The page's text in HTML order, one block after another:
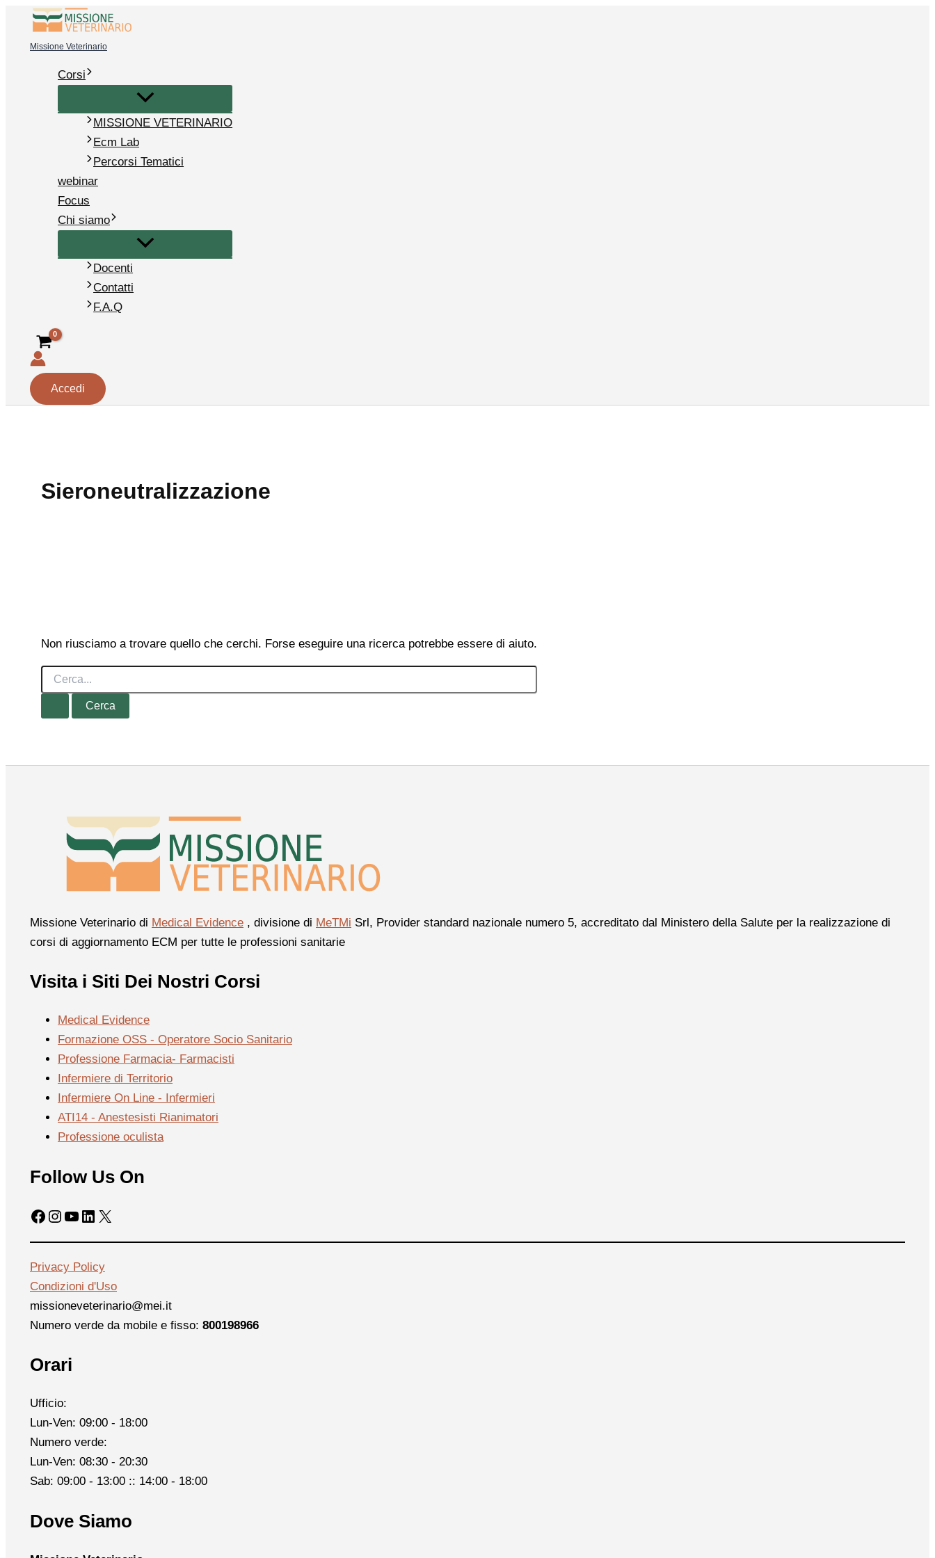
contenuto
Missione Veterinario
Corsi
MISSIONE VETERINARIO
Ecm Lab
Percorsi Tematici
webinar
Focus
Chi siamo
Docenti
Contatti
F.A.Q
Accedi
Sieroneutralizzazione
Non riusciamo a trovare quello che cerchi. Forse eseguire una ricerca potrebbe essere di aiuto.
Cerca:
Missione Veterinario di Medical Evidence , divisione di MeTMi Srl, Provider standard nazionale numero 5, accreditato dal Ministero della Salute per la realizzazione di
corsi di aggiornamento ECM per tutte le professioni sanitarie
Visita i Siti Dei Nostri Corsi
Medical Evidence
Formazione OSS - Operatore Socio Sanitario
Professione Farmacia- Farmacisti
Infermiere di Territorio
Infermiere On Line - Infermieri
ATI14 - Anestesisti Rianimatori
Professione oculista
Follow Us On
Facebook
Instagram
YouTube
LinkedIn
X
Privacy Policy
Condizioni d'Uso
missioneveterinario@mei.it
Numero verde da mobile e fisso: 800198966
Orari
Ufficio:
Lun-Ven: 09:00 - 18:00
Numero verde:
Lun-Ven: 08:30 - 20:30
Sab: 09:00 - 13:00 :: 14:00 - 18:00
Dove Siamo